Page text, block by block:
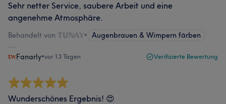
Sehr netter Service, saubere Arbeit und eine
angenehme Atmosphäre.
Behandelt von 𝕋𝕌ℕ𝔸𝕐• Augenbrauen & Wimpern färben
Fanarly•vor 13 Tagen Verifizierte Bewertung
Wunderschönes Ergebnis! 😍